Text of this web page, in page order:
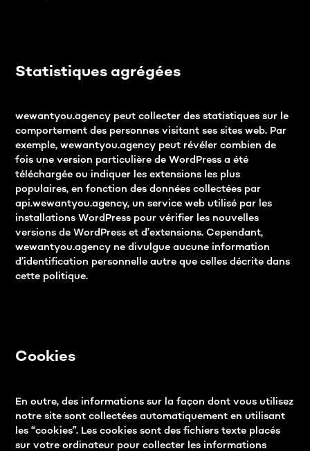
Statistiques agrégées
wewantyou.agency peut collecter des statistiques sur le
comportement des personnes visitant ses sites web. Par
exemple, wewantyou.agency peut révéler combien de
fois une version particulière de WordPress a été
téléchargée ou indiquer les extensions les plus
populaires, en fonction des données collectées par
api.wewantyou.agency, un service web utilisé par les
installations WordPress pour vérifier les nouvelles
versions de WordPress et d’extensions. Cependant,
wewantyou.agency ne divulgue aucune information
d’identification personnelle autre que celles décrite dans
cette politique.
Cookies
En outre, des informations sur la façon dont vous utilisez
notre site sont collectées automatiquement en utilisant
les “cookies”. Les cookies sont des fichiers texte placés
sur votre ordinateur pour collecter les informations